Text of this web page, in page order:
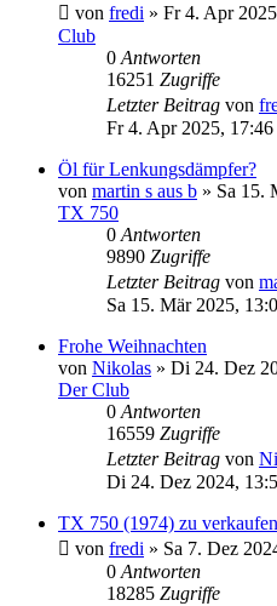
von fredi » Fr 4. Apr
Club
0 Antworten
16251 Zugriffe
Letzter Beitrag von
Fr 4. Apr 2025, 17:46
Öl für Lenkungsdämpfer?
von martin s aus b » Sa 15.
TX 750
0 Antworten
9890 Zugriffe
Letzter Beitrag von
Sa 15. Mär 2025,
Frohe Weihnachten
von Nikolas » Di 24. Dez
Der Club
0 Antworten
16559 Zugriffe
Letzter Beitrag von
Di 24. Dez 2024,
TX 750 (1974) zu
von fredi » Sa 7. Dez
0 Antworten
18285 Zugriffe